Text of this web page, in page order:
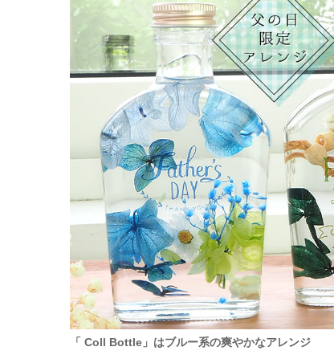
「 Coll Bottle」はブルー系の爽やかなアレンジ